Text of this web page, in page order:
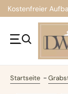
Kostenfreier
Startseite